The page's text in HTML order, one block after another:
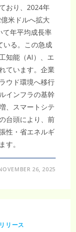
おり、2024年
米ドルへ拡大
て年平均成長率
いる。この急成
知能（AI）、エ
ています。企業
ウド環境へ移行
インフラの基幹
、スマートシテ
台頭により、前
性・省エネルギ
す。
26, 2025
リース